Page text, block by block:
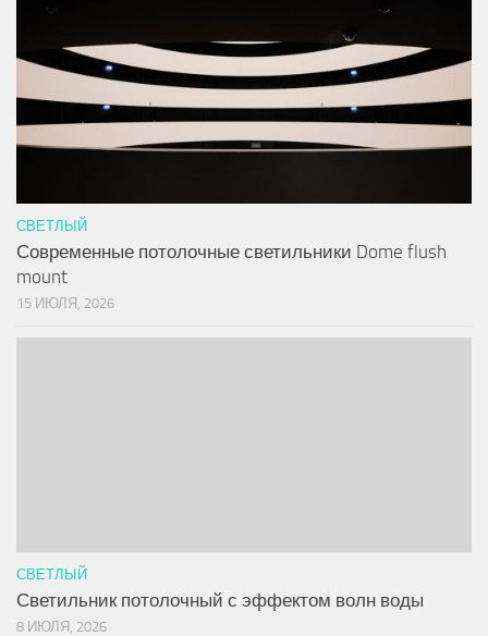
СВЕТЛЫЙ
Современные потолочные светильники Dome flush
mount
15 ИЮЛЯ, 2026
СВЕТЛЫЙ
Светильник потолочный с эффектом волн воды
8 ИЮЛЯ, 2026